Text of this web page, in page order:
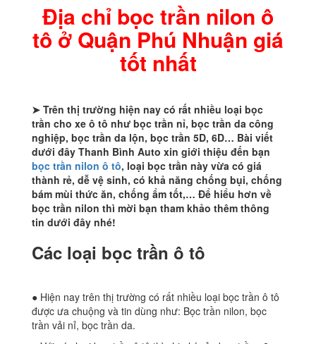
Nhuận
giá
lượng
Địa chỉ bọc trần nilon ô
tô ở Quận Phú Nhuận giá
tốt nhất
➤ Trên thị trường hiện nay có rất nhiều loại bọc
trần cho xe ô tô như bọc trần nỉ, bọc trần da công
nghiệp, bọc trần da lộn, bọc trần 5D, 6D… Bài viết
dưới đây Thanh Bình Auto xin giới thiệu đến bạn
bọc trần nilon ô tô, loại bọc trần này vừa có giá
thành rẻ, dễ vệ sinh, có khả năng chống bụi, chống
bám mùi thức ăn, chống ẩm tốt,… Để hiểu hơn về
bọc trần nilon thì mời bạn tham khảo thêm thông
tin dưới đây nhé!
Các loại bọc trần ô tô
● Hiện nay trên thị trường có rất nhiều loại bọc trần ô tô
được ưa chuộng và tin dùng như: Bọc trần nilon, bọc
trần vải nỉ, bọc trần da.